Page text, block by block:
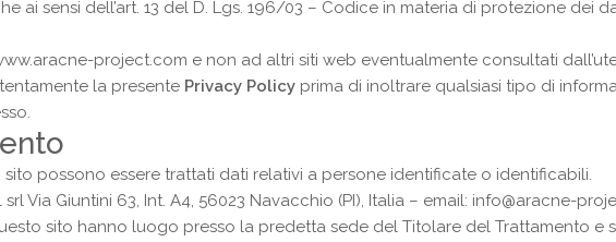
ai sensi dell’art. 13 del D. Lgs. 196/03 – Codice in materia di protezione
project.com e non ad altri siti web eventualmente consultati
la presente Privacy Policy prima di inoltrare qualsiasi tipo di
possono essere trattati dati relativi a persone identificate o identificabili.
Via Giuntini 63, Int. A4, 56023 Navacchio (PI), Italia – email: info@aracne-
sito hanno luogo presso la predetta sede del Titolare del Trattamento